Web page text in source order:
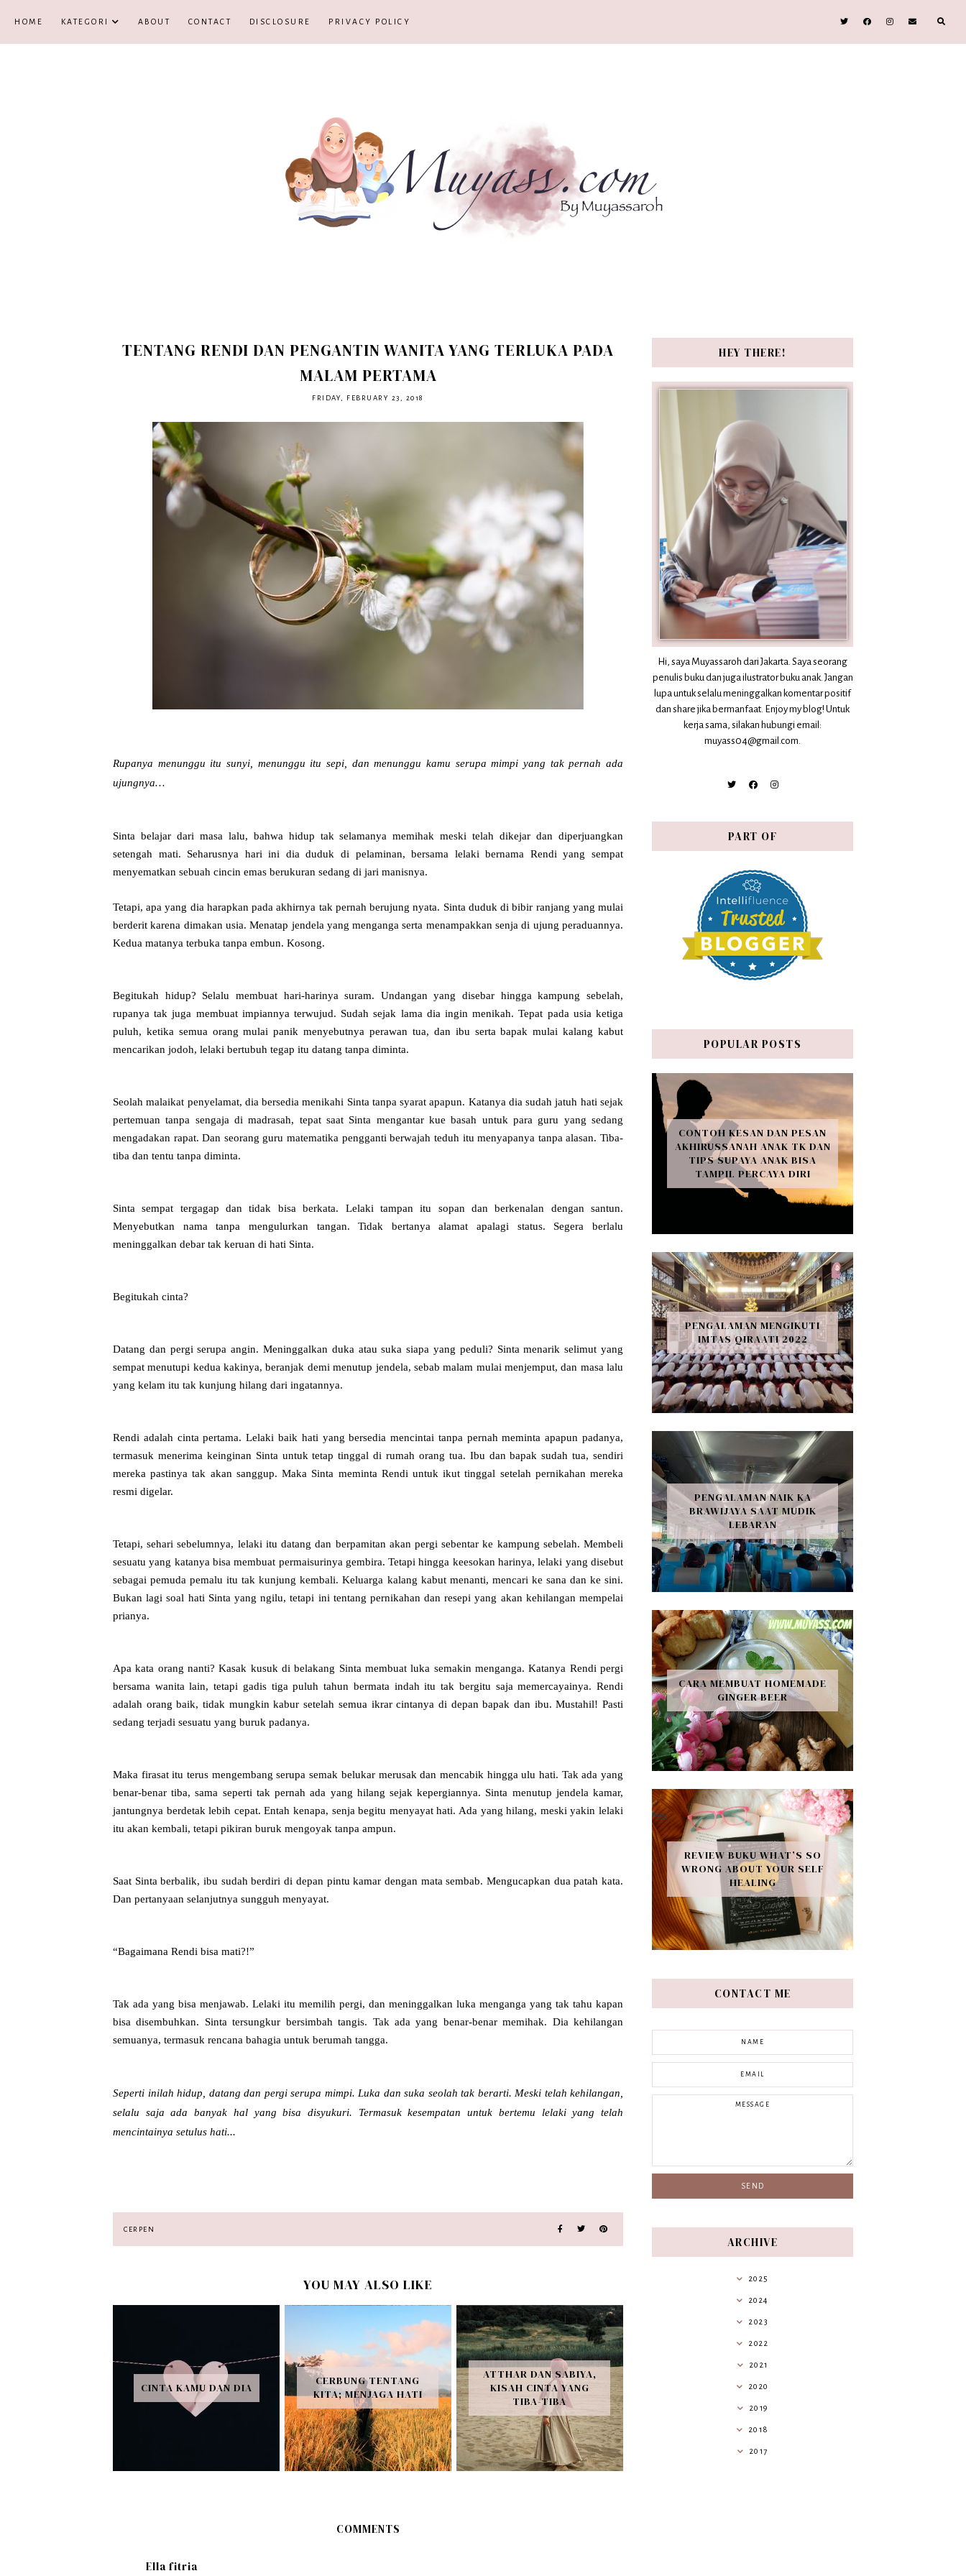
HOME KATEGORI ABOUT CONTACT DISCLOSURE PRIVACY POLICY
TENTANG RENDI DAN PENGANTIN WANITA YANG TERLUKA PADA
MALAM PERTAMA
FRIDAY, FEBRUARY 23, 2018
Rupanya menunggu itu sunyi, menunggu itu sepi, dan menunggu kamu serupa mimpi yang tak pernah ada
ujungnya…
Sinta belajar dari masa lalu, bahwa hidup tak selamanya memihak meski telah dikejar dan diperjuangkan
setengah mati. Seharusnya hari ini dia duduk di pelaminan, bersama lelaki bernama Rendi yang sempat
menyematkan sebuah cincin emas berukuran sedang di jari manisnya.
Tetapi, apa yang dia harapkan pada akhirnya tak pernah berujung nyata. Sinta duduk di bibir ranjang yang mulai
berderit karena dimakan usia. Menatap jendela yang menganga serta menampakkan senja di ujung peraduannya.
Kedua matanya terbuka tanpa embun. Kosong.
Begitukah hidup? Selalu membuat hari-harinya suram. Undangan yang disebar hingga kampung sebelah,
rupanya tak juga membuat impiannya terwujud. Sudah sejak lama dia ingin menikah. Tepat pada usia ketiga
puluh, ketika semua orang mulai panik menyebutnya perawan tua, dan ibu serta bapak mulai kalang kabut
mencarikan jodoh, lelaki bertubuh tegap itu datang tanpa diminta.
Seolah malaikat penyelamat, dia bersedia menikahi Sinta tanpa syarat apapun. Katanya dia sudah jatuh hati sejak
pertemuan tanpa sengaja di madrasah, tepat saat Sinta mengantar kue basah untuk para guru yang sedang
mengadakan rapat. Dan seorang guru matematika pengganti berwajah teduh itu menyapanya tanpa alasan. Tiba-
tiba dan tentu tanpa diminta.
Sinta sempat tergagap dan tidak bisa berkata. Lelaki tampan itu sopan dan berkenalan dengan santun.
Menyebutkan nama tanpa mengulurkan tangan. Tidak bertanya alamat apalagi status. Segera berlalu
meninggalkan debar tak keruan di hati Sinta.
Begitukah cinta?
Datang dan pergi serupa angin. Meninggalkan duka atau suka siapa yang peduli? Sinta menarik selimut yang
sempat menutupi kedua kakinya, beranjak demi menutup jendela, sebab malam mulai menjemput, dan masa lalu
yang kelam itu tak kunjung hilang dari ingatannya.
Rendi adalah cinta pertama. Lelaki baik hati yang bersedia mencintai tanpa pernah meminta apapun padanya,
termasuk menerima keinginan Sinta untuk tetap tinggal di rumah orang tua. Ibu dan bapak sudah tua, sendiri
mereka pastinya tak akan sanggup. Maka Sinta meminta Rendi untuk ikut tinggal setelah pernikahan mereka
resmi digelar.
Tetapi, sehari sebelumnya, lelaki itu datang dan berpamitan akan pergi sebentar ke kampung sebelah. Membeli
sesuatu yang katanya bisa membuat permaisurinya gembira. Tetapi hingga keesokan harinya, lelaki yang disebut
sebagai pemuda pemalu itu tak kunjung kembali. Keluarga kalang kabut menanti, mencari ke sana dan ke sini.
Bukan lagi soal hati Sinta yang ngilu, tetapi ini tentang pernikahan dan resepi yang akan kehilangan mempelai
prianya.
Apa kata orang nanti? Kasak kusuk di belakang Sinta membuat luka semakin menganga. Katanya Rendi pergi
bersama wanita lain, tetapi gadis tiga puluh tahun bermata indah itu tak bergitu saja memercayainya. Rendi
adalah orang baik, tidak mungkin kabur setelah semua ikrar cintanya di depan bapak dan ibu. Mustahil! Pasti
sedang terjadi sesuatu yang buruk padanya.
Maka firasat itu terus mengembang serupa semak belukar merusak dan mencabik hingga ulu hati. Tak ada yang
benar-benar tiba, sama seperti tak pernah ada yang hilang sejak kepergiannya. Sinta menutup jendela kamar,
jantungnya berdetak lebih cepat. Entah kenapa, senja begitu menyayat hati. Ada yang hilang, meski yakin lelaki
itu akan kembali, tetapi pikiran buruk mengoyak tanpa ampun.
Saat Sinta berbalik, ibu sudah berdiri di depan pintu kamar dengan mata sembab. Mengucapkan dua patah kata.
Dan pertanyaan selanjutnya sungguh menyayat.
“Bagaimana Rendi bisa mati?!”
Tak ada yang bisa menjawab. Lelaki itu memilih pergi, dan meninggalkan luka menganga yang tak tahu kapan
bisa disembuhkan. Sinta tersungkur bersimbah tangis. Tak ada yang benar-benar memihak. Dia kehilangan
semuanya, termasuk rencana bahagia untuk berumah tangga.
Seperti inilah hidup, datang dan pergi serupa mimpi. Luka dan suka seolah tak berarti. Meski telah kehilangan,
selalu saja ada banyak hal yang bisa disyukuri. Termasuk kesempatan untuk bertemu lelaki yang telah
mencintainya setulus hati...
CERPEN
YOU MAY ALSO LIKE
CINTA KAMU DAN DIA
CERBUNG TENTANG
KITA; MENJAGA HATI
ATTHAR DAN SABIYA,
KISAH CINTA YANG
TIBA-TIBA
COMMENTS
Ella fitria
HEY THERE!
Hi, saya Muyassaroh dari Jakarta. Saya seorang
penulis buku dan juga ilustrator buku anak. Jangan
lupa untuk selalu meninggalkan komentar positif
dan share jika bermanfaat. Enjoy my blog! Untuk
kerja sama, silakan hubungi email:
muyass04@gmail.com.
PART OF
POPULAR POSTS
CONTOH KESAN DAN PESAN
AKHIRUSSANAH ANAK TK DAN
TIPS SUPAYA ANAK BISA
TAMPIL PERCAYA DIRI
PENGALAMAN MENGIKUTI
IMTAS QIRAATI 2022
PENGALAMAN NAIK KA
BRAWIJAYA SAAT MUDIK
LEBARAN
CARA MEMBUAT HOMEMADE
GINGER BEER
REVIEW BUKU WHAT’S SO
WRONG ABOUT YOUR SELF
HEALING
CONTACT ME
ARCHIVE
2025
2024
2023
2022
2021
2020
2019
2018
2017